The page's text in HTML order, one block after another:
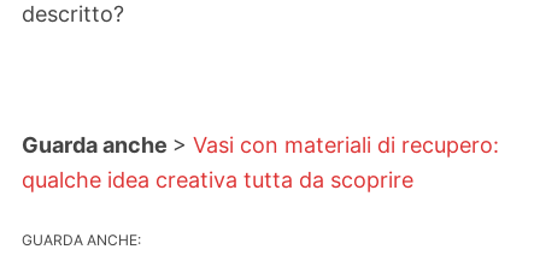
descritto?
Guarda anche > Vasi con materiali di recupero:
qualche idea creativa tutta da scoprire
GUARDA ANCHE: